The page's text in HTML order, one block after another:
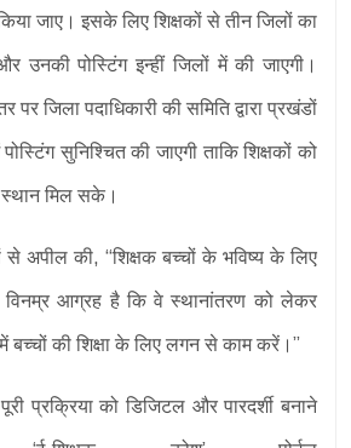
जाए। इसके लिए शिक्षकों से तीन जिलों का
उनकी पोस्टिंग इन्हीं जिलों में की जाएगी।
जिला पदाधिकारी की समिति द्वारा प्रखंडों
सुनिश्चित की जाएगी ताकि शिक्षकों को
मिल सके।
से अपील की, “शिक्षक बच्चों के भविष्य के लिए
विनम्र आग्रह है कि वे स्थानांतरण को लेकर
बच्चों की शिक्षा के लिए लगन से काम करें।”
प्रक्रिया को डिजिटल और पारदर्शी बनाने